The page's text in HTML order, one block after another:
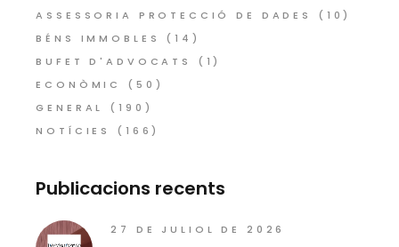
ASSESSORIA PROTECCIÓ DE DADES
(10)
BÉNS IMMOBLES
(14)
BUFET D'ADVOCATS
(1)
ECONÒMIC
(50)
GENERAL
(190)
NOTÍCIES
(166)
Publicacions recents
27 DE JULIOL DE 2026